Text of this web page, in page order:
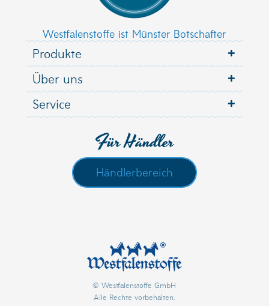
Westfalenstoffe ist Münster Botschafter
Produkte
Über uns
Service
Für Händler
Händlerbereich
© Westfalenstoffe GmbH
Alle Rechte vorbehalten.